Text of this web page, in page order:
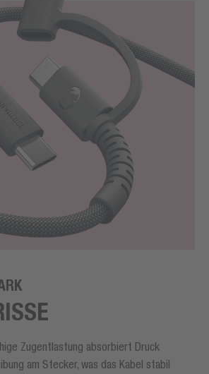
Zugentlastung absorbiert Druck
am Stecker, was das Kabel stabil